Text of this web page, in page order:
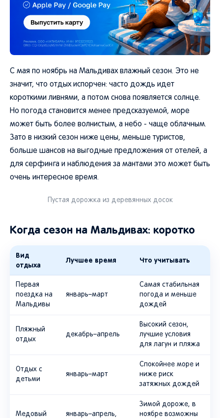
С мая по ноябрь на Мальдивах влажный сезон. Это не
значит, что отдых испорчен: часто дождь идет
короткими ливнями, а потом снова появляется солнце.
Но погода становится менее предсказуемой, море
может быть более волнистым, а небо - чаще облачным.
Зато в низкий сезон ниже цены, меньше туристов,
больше шансов на выгодные предложения от отелей, а
для серфинга и наблюдения за мантами это может быть
очень интересное время.
Пустая дорожка из деревянных досок
Когда сезон на Мальдивах: коротко
Вид
отдыха
Лучшее время Что учитывать
Первая
поездка на
Мальдивы
январь–март
Самая стабильная
погода и меньше
дождей
Пляжный
отдых
декабрь–апрель
Высокий сезон,
лучшие условия
для лагун и пляжа
Отдых с
детьми
январь–март
Спокойнее море и
ниже риск
затяжных дождей
Медовый
январь–апрель,
Зимой дороже, в
ноябре возможны